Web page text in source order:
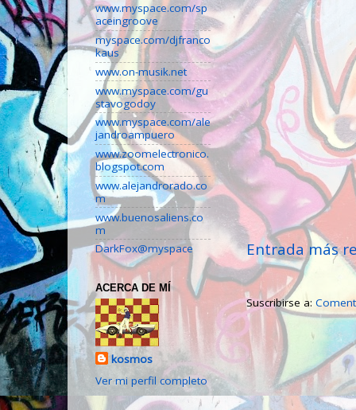
Entrada más
Suscribirse a:
www.myspace.com/sp
aceingroove
myspace.com/djfranco
kaus
www.on-musik.net
www.myspace.com/gu
stavogodoy
www.myspace.com/ale
jandroampuero
www.zoomelectronico.
blogspot.com
www.alejandrorado.co
m
www.buenosaliens.co
m
DarkFox@myspace
ACERCA DE MÍ
kosmos
Ver mi perfil completo